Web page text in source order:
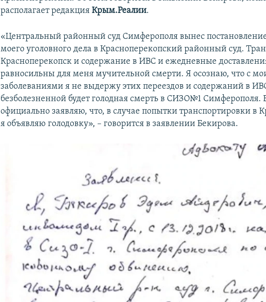
располагает редакцияКрым.Реалии.
«Центральный районный суд Симферополя вынес
моего уголовного дела в Красноперекопский районный суд.
Красноперекопск и содержание в ИВС и ежедневные
равносильны для меня мучительной смерти. Я осознаю, что с
заболеваниями я не выдержу этих переездов и содержаний в
безболезненной будет голодная смерть в СИЗО№1 Симферополя.
официально заявляю, что, в случае попытки транспортировки в
я объявляю голодовку», – говорится в заявлении Бекирова.